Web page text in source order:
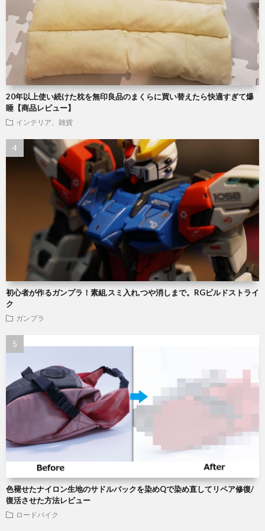
20年以上使い続けた枕を無印良品のまくらに買い替えたら快適すぎて爆
睡【商品レビュー】
インテリア、雑貨
初心者が作るガンプラ！素組,スミ入れ,つや消しまで。RGビルドストライ
ク
ガンプラ
色褪せたナイロン生地のサドルバックを染めQで染め直してリペア修復/
復活させた方法レビュー
ロードバイク